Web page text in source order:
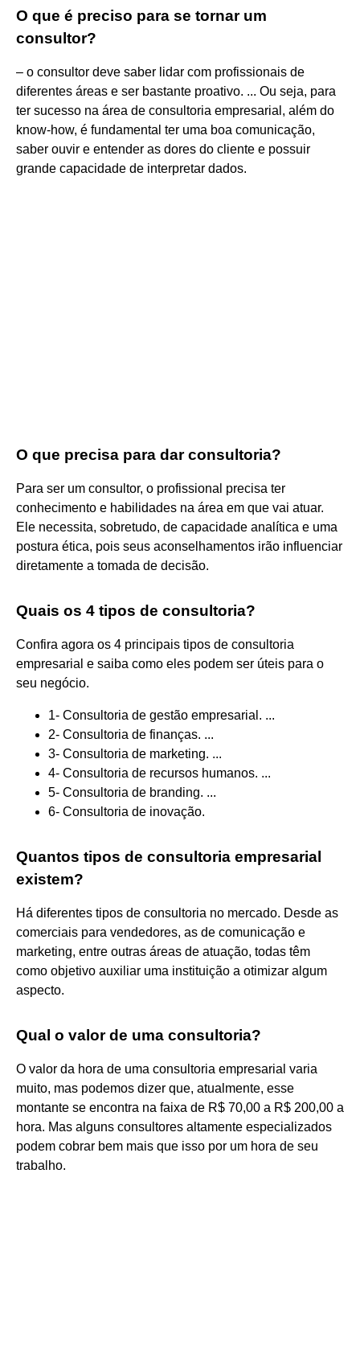
O que é preciso para se tornar um
consultor?
– o consultor deve saber lidar com profissionais de
diferentes áreas e ser bastante proativo. ... Ou seja, para
ter sucesso na área de consultoria empresarial, além do
know-how, é fundamental ter uma boa comunicação,
saber ouvir e entender as dores do cliente e possuir
grande capacidade de interpretar dados.
O que precisa para dar consultoria?
Para ser um consultor, o profissional precisa ter
conhecimento e habilidades na área em que vai atuar.
Ele necessita, sobretudo, de capacidade analítica e uma
postura ética, pois seus aconselhamentos irão influenciar
diretamente a tomada de decisão.
Quais os 4 tipos de consultoria?
Confira agora os 4 principais tipos de consultoria
empresarial e saiba como eles podem ser úteis para o
seu negócio.
1- Consultoria de gestão empresarial. ...
2- Consultoria de finanças. ...
3- Consultoria de marketing. ...
4- Consultoria de recursos humanos. ...
5- Consultoria de branding. ...
6- Consultoria de inovação.
Quantos tipos de consultoria empresarial
existem?
Há diferentes tipos de consultoria no mercado. Desde as
comerciais para vendedores, as de comunicação e
marketing, entre outras áreas de atuação, todas têm
como objetivo auxiliar uma instituição a otimizar algum
aspecto.
Qual o valor de uma consultoria?
O valor da hora de uma consultoria empresarial varia
muito, mas podemos dizer que, atualmente, esse
montante se encontra na faixa de R$ 70,00 a R$ 200,00 a
hora. Mas alguns consultores altamente especializados
podem cobrar bem mais que isso por um hora de seu
trabalho.